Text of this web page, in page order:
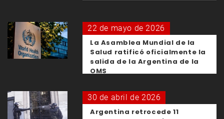
22 de mayo de 2026
La Asamblea Mundial de la
Salud ratificó oficialmente la
salida de la Argentina de la
OMS
30 de abril de 2026
Argentina retrocede 11